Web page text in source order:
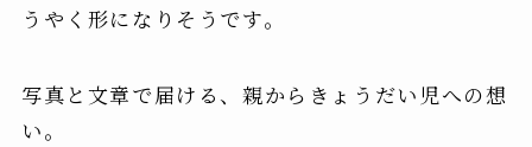
うやく形になりそうです。
写真と文章で届ける、親からきょうだい児への想
い。